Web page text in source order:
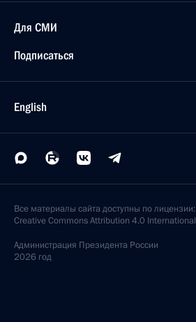
Для СМИ
Подписаться
English
Все материалы сайта доступны по лицензии:
Creative Commons Attribution 4.0 International
Администрация Президента России
2026 год